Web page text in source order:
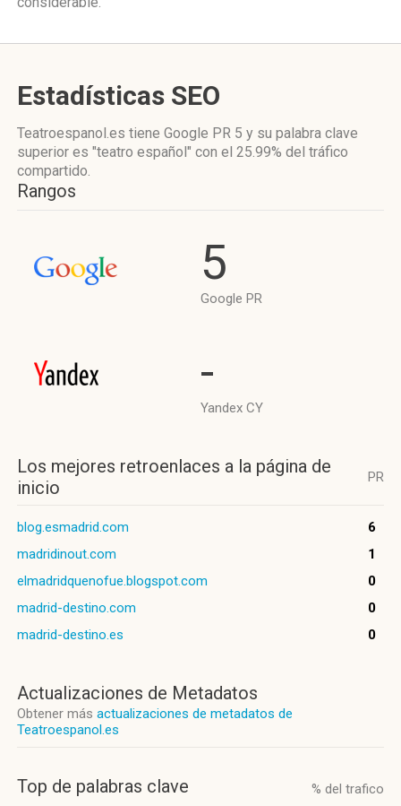
Estadísticas SEO
Teatroespanol.es tiene Google PR 5 y su palabra clave
superior es "teatro español" con el 25.99% del tráfico
compartido.
Rangos
5
Google PR
-
Yandex CY
Los mejores retroenlaces a la página de
inicio
PR
blog.esmadrid.com
6
madridinout.com
1
elmadridquenofue.blogspot.com
0
madrid-destino.com
0
madrid-destino.es
0
Actualizaciones de Metadatos
Obtener más actualizaciones de metadatos de
Teatroespanol.es
Top de palabras clave % del trafico